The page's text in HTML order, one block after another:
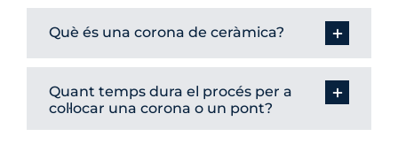
Què és una corona de ceràmica?
Quant temps dura el procés per a
col·locar una corona o un pont?